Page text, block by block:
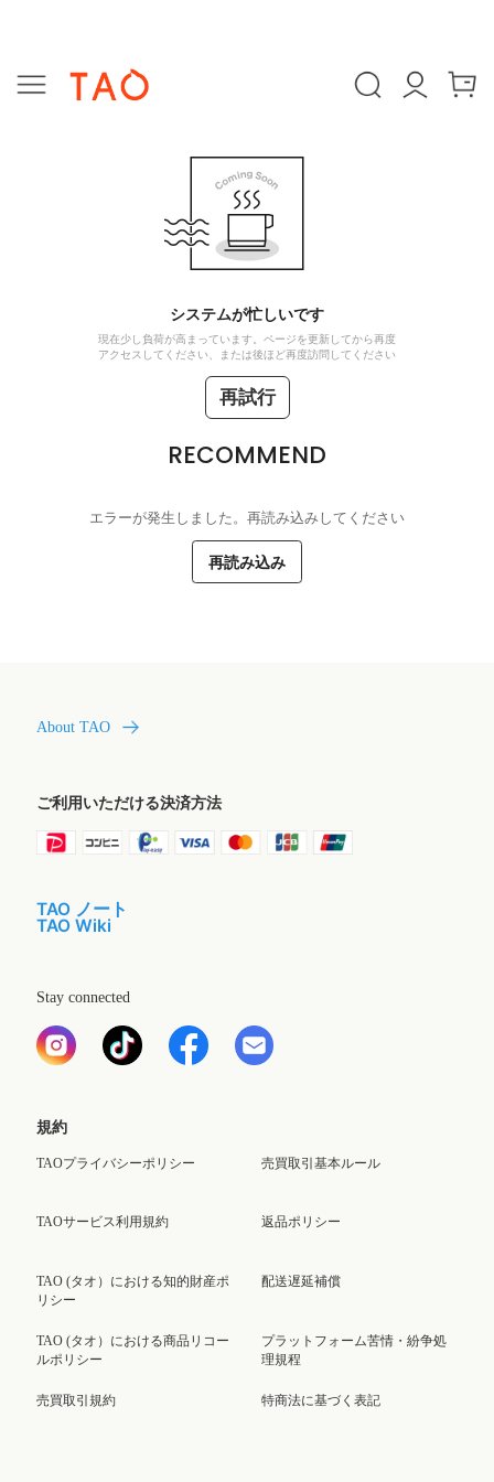
システムが忙しいです
現在少し負荷が高まっています。ページを更新してから再度
アクセスしてください、または後ほど再度訪問してください
再試行
RECOMMEND
エラーが発生しました。再読み込みしてください
再読み込み
About TAO
ご利用いただける決済方法
TAO ノート
TAO Wiki
Stay connected
規約
TAOプライバシーポリシー
TAOサービス利用規約
TAO (タオ）における知的財産ポ
リシー
TAO (タオ）における商品リコー
ルポリシー
売買取引規約
売買取引基本ルール
返品ポリシー
配送遅延補償
プラットフォーム苦情・紛争処
理規程
特商法に基づく表記